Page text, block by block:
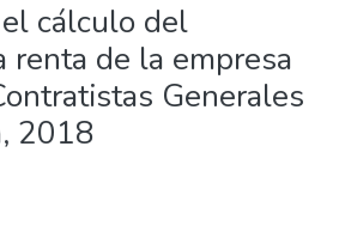
cálculo del
renta de la empresa
Generales
2018